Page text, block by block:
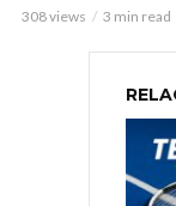
308 views 3 min read